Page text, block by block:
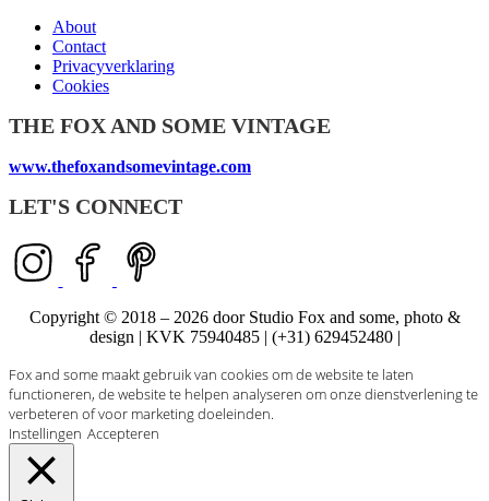
About
Contact
Privacyverklaring
Cookies
THE FOX AND SOME VINTAGE
www.thefoxandsomevintage.com
LET'S CONNECT
Copyright © 2018 – 2026 door Studio Fox and some, photo &
design | KVK 75940485 | (+31) 629452480 |
Fox and some maakt gebruik van cookies om de website te laten
functioneren, de website te helpen analyseren om onze dienstverlening te
verbeteren of voor marketing doeleinden.
Instellingen Accepteren